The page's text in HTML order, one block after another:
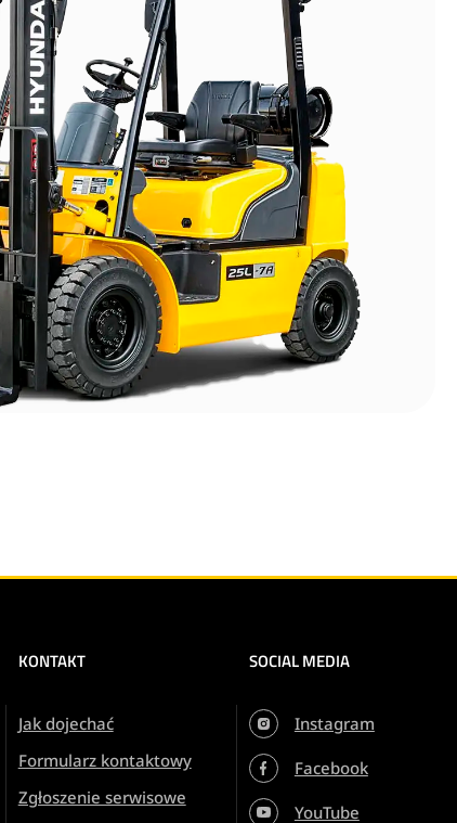
KONTAKT
Jak dojechać
Formularz kontaktowy
Zgłoszenie serwisowe
SOCIAL MEDIA
Instagram
Facebook
YouTube